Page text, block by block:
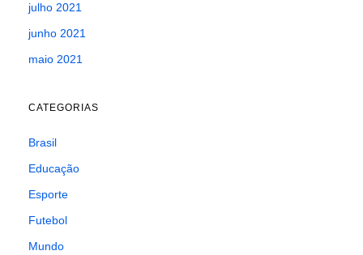
julho 2021
junho 2021
maio 2021
CATEGORIAS
Brasil
Educação
Esporte
Futebol
Mundo